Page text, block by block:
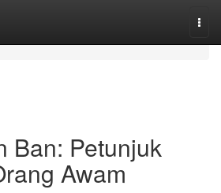
Ban: Petunjuk
Awam